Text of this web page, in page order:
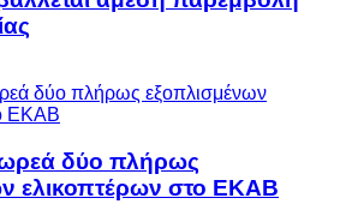
δύο πλήρως
ελικοπτέρων στο ΕΚΑΒ